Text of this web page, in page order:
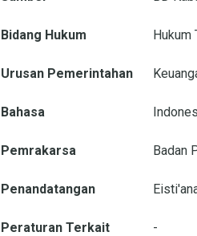
Bidang Hukum Hukum
Urusan Pemerintahan
Bahasa
Pemrakarsa Badan
Penandatangan
Peraturan Terkait -